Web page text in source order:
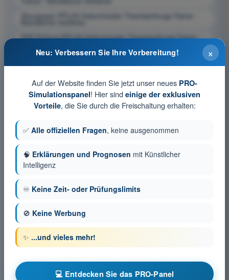
Übungsquiz PPL(H) Hubschrauber Theorieprüfungs-Trainer -
PDF-Prüfung PPL(H) Hubschrauber Theorieprüfungs-Trainer -
×
Neu: Verbessern Sie Ihre Vorbereitung!
Auf der Website finden Sie jetzt unser neues PRO-
Simulationspanel! Hier sind einige der exklusiven
Vorteile, die Sie durch die Freischaltung erhalten:
✅ Alle offiziellen Fragen, keine ausgenommen
🧠 Erklärungen und Prognosen mit Künstlicher
Intelligenz
♾️ Keine Zeit- oder Prüfungslimits
🚫 Keine Werbung
✨ ...und vieles mehr!
💻 Entdecken Sie das PRO-Panel